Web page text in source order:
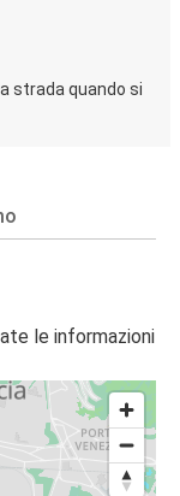
strada quando si
le informazioni